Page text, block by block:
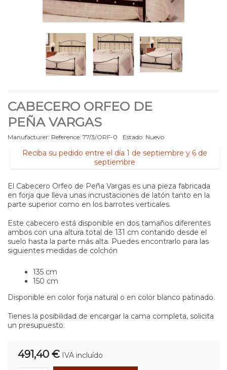
CABECERO ORFEO DE
PEÑA VARGAS
Manufacturer: Reference: 77/3/ORF-0 Estado: Nuevo
Reciba su pedido entre el día 1 de septiembre y 6 de
septiembre
El Cabecero Orfeo de Peña Vargas es una pieza fabricada
en forja que lleva unas incrustaciones de latón tanto en la
parte superior como en los barrotes verticales.
Este cabecero está disponible en dos tamaños diferentes
ambos con una altura total de 131 cm contando desde el
suelo hasta la parte más alta. Puedes encontrarlo para las
siguientes medidas de colchón
135 cm
150 cm
Disponible en color forja natural o en color blanco patinado.
Tienes la posibilidad de encargar la cama completa, solicita
un presupuesto.
491,40 € IVA incluído